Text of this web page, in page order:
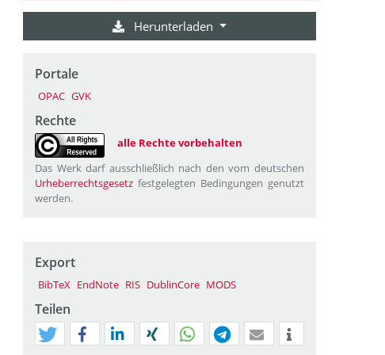
Herunterladen
Portale
OPAC GVK
Rechte
alle Rechte vorbehalten
Das Werk darf ausschließlich nach den vom deutschen
Urheberrechtsgesetz festgelegten Bedingungen genutzt
werden.
Export
BibTeX EndNote RIS DublinCore MODS
Teilen